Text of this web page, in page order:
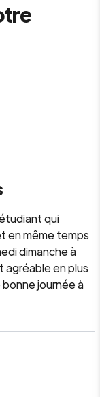
qui
en même temps
dimanche à
agréable en plus
journée à